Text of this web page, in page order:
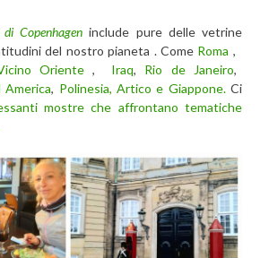
Copenhagen include pure delle vetrine
del nostro pianeta . Come Roma ,
Oriente, Iraq, Rio de Janeiro,
America, Polinesia, Artico e Giappone.Ci
mostre che affrontano tematiche